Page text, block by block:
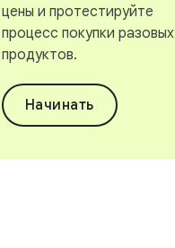
цены и протестируйте
процесс покупки разовых
продуктов.
Начинать